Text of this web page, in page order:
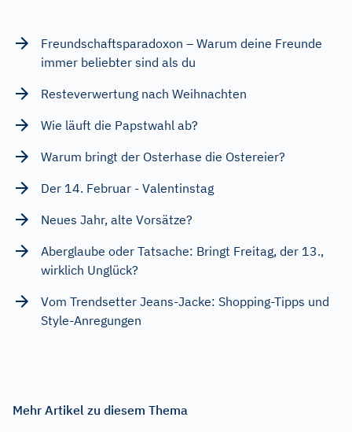
Freundschaftsparadoxon – Warum deine Freunde
immer beliebter sind als du
Resteverwertung nach Weihnachten
Wie läuft die Papstwahl ab?
Warum bringt der Osterhase die Ostereier?
Der 14. Februar - Valentinstag
Neues Jahr, alte Vorsätze?
Aberglaube oder Tatsache: Bringt Freitag, der 13.,
wirklich Unglück?
Vom Trendsetter Jeans-Jacke: Shopping-Tipps und
Style-Anregungen
Mehr Artikel zu diesem Thema